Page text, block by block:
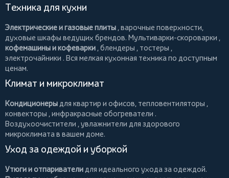
Техника для кухни
Электрические и газовые плиты , варочные поверхности,
духовые шкафы ведущих брендов. Мультиварки-скороварки ,
кофемашины и кофеварки , блендеры , тостеры ,
электрочайники . Вся мелкая кухонная техника по доступным
ценам.
Климат и микроклимат
Кондиционеры для квартир и офисов, тепловентиляторы ,
конвекторы , инфракрасные обогреватели .
Воздухоочистители , увлажнители для здорового
микроклимата в вашем доме.
Уход за одеждой и уборкой
Утюги и отпариватели для идеального ухода за одеждой.